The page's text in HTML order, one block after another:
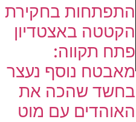
התפתחות בחקירת
הקטטה באצטדיון
פתח תקווה:
מאבטח נוסף נעצר
בחשד שהכה את
האוהדים עם מוט